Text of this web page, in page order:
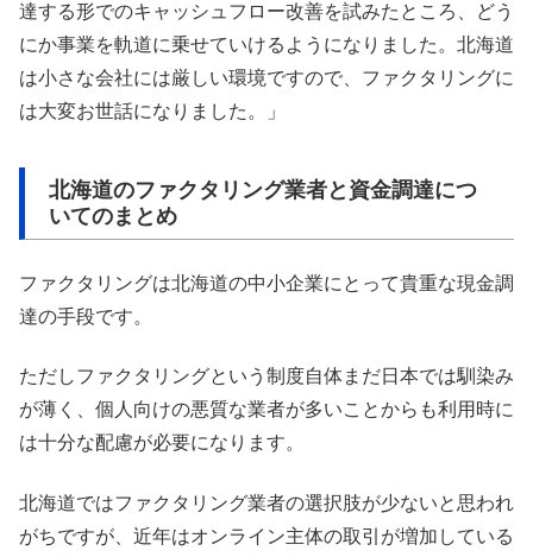
達する形でのキャッシュフロー改善を試みたところ、どう
にか事業を軌道に乗せていけるようになりました。北海道
は小さな会社には厳しい環境ですので、ファクタリングに
は大変お世話になりました。」
北海道のファクタリング業者と資金調達につ
いてのまとめ
ファクタリングは北海道の中小企業にとって貴重な現金調
達の手段です。
ただしファクタリングという制度自体まだ日本では馴染み
が薄く、個人向けの悪質な業者が多いことからも利用時に
は十分な配慮が必要になります。
北海道ではファクタリング業者の選択肢が少ないと思われ
がちですが、近年はオンライン主体の取引が増加している